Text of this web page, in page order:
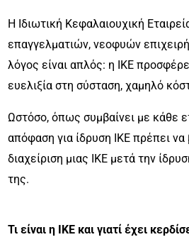
Η Ιδιωτική Κεφαλαιουχική
επαγγελματιών, νεοφυών
λόγος είναι απλός: η ΙΚΕ
ευελιξία στη σύσταση, χαμηλό
Ωστόσο, όπως συμβαίνει με κάθε
απόφαση για ίδρυση ΙΚΕ πρέπει
διαχείριση μιας ΙΚΕ μετά την
της.
Τι είναι η ΙΚΕ και γιατί έχει